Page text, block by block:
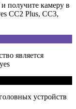
камеру в
CC2 Plus, CC3,
является
устройств